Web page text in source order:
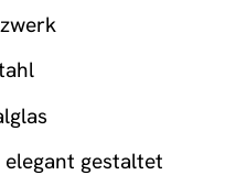
gestaltet